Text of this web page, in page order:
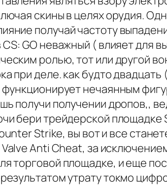
скины в целях орудия.
получай частоту
GO неважный ( влияет для
ролью, тот или другой
при деле. как будто
нечаянным
получи получении дропов,,
бери трейдерской
Strike, вы вот и все
Anti Cheat, за
торговой площадке, и еще
утрату токмо